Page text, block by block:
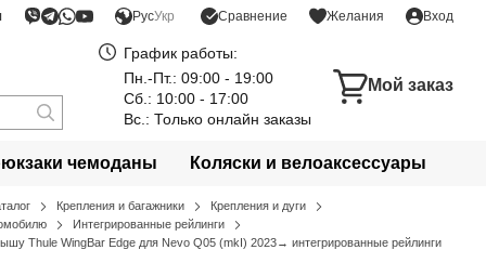
РусУкр Сравнение Желания Вход
График работы:
Пн.-Пт.: 09:00 - 19:00
Сб.: 10:00 - 17:00
Вс.: Только онлайн заказы
Мой заказ
чемоданы Коляски и велоаксессуары
Крепления и багажники
Крепления и дуги
Интегрированные рейлинги
Thule WingBar Edge для Nevo Q05 (mkI) 2023→ интегрированные рейлинги